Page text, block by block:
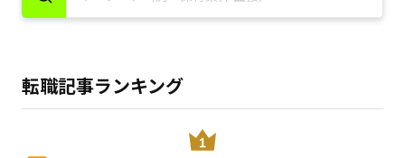
転職記事ランキング